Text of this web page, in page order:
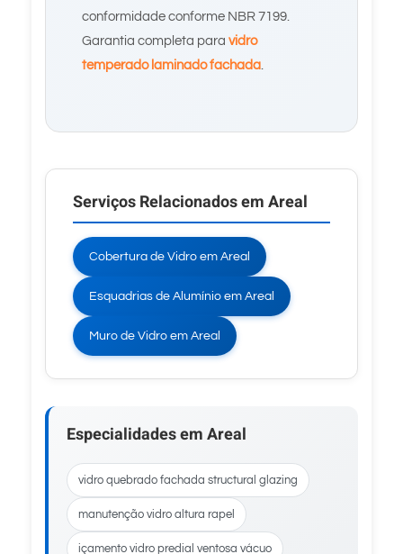
conformidade conforme NBR 7199.
Garantia completa para vidro
temperado laminado fachada.
Serviços Relacionados em Areal
Cobertura de Vidro em Areal
Esquadrias de Alumínio em Areal
Muro de Vidro em Areal
Especialidades em Areal
vidro quebrado fachada structural glazing
manutenção vidro altura rapel
içamento vidro predial ventosa vácuo